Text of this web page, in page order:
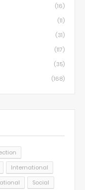
(16)
(11)
(31)
(117)
(35)
(168)
International
Social